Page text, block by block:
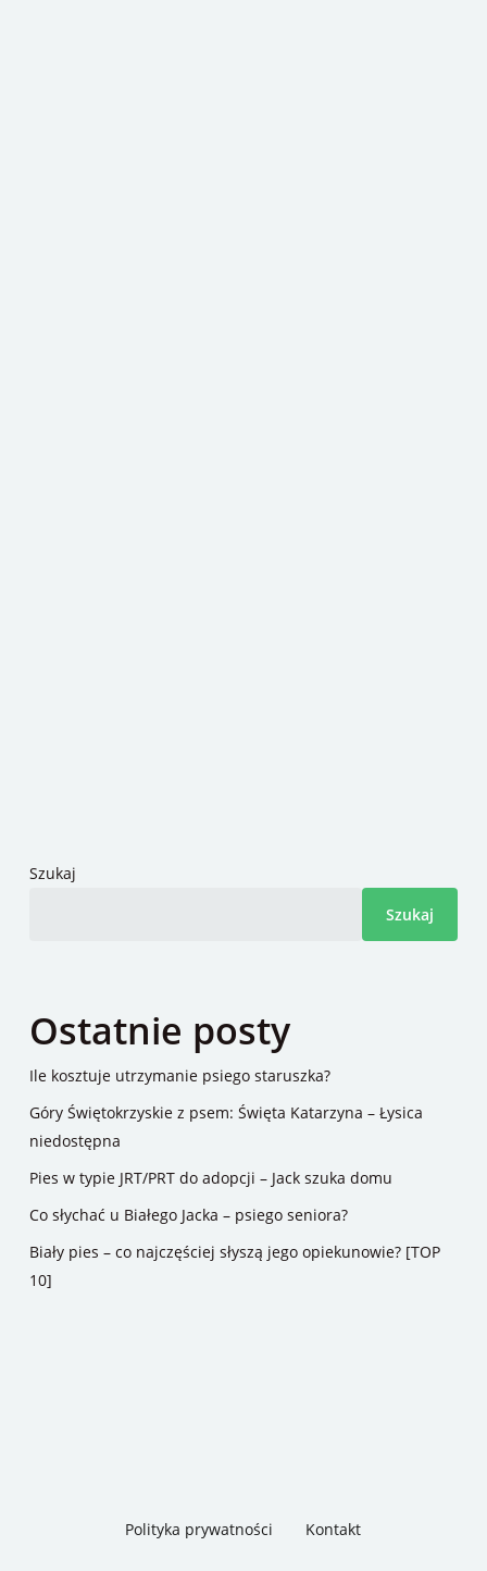
Szukaj
Szukaj
Ostatnie posty
Ile kosztuje utrzymanie psiego staruszka?
Góry Świętokrzyskie z psem: Święta Katarzyna – Łysica
niedostępna
Pies w typie JRT/PRT do adopcji – Jack szuka domu
Co słychać u Białego Jacka – psiego seniora?
Biały pies – co najczęściej słyszą jego opiekunowie? [TOP
10]
Polityka prywatności Kontakt